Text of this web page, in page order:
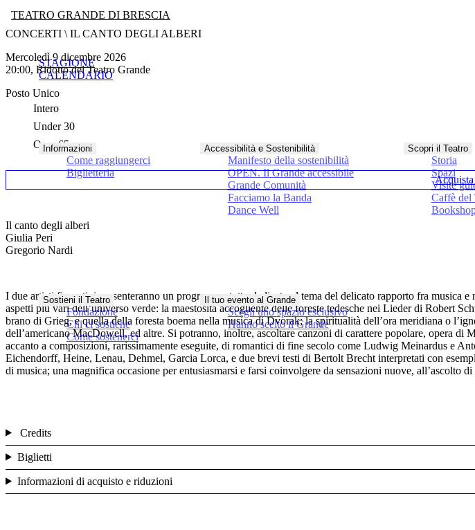
TEATRO GRANDE DI BRESCIA
STAGIONE
CALENDARIO
Informazioni
Come raggiungerci
Biglietteria
Accessibilità e Sostenibilità
Manifesto della sostenibilità
OPEN. Il Grande accessibile
Grande Comunità
Facciamo la Banda
Dance Well
Scopri il Teatro
Storia
Spazi
Visite
Caffè del
Sostieni il Teatro
Fondazione
Chi ci sostiene
Come sostenerci
Il tuo evento al Grande
Scegli uno spazio esclusivo
Hanno scelto il Grande
CONCERTI \ IL CANTO DEGLI ALBERI
mercoledì 9 dicembre 2026
20:00, Ridotto del Teatro Grande
Posto Unico
Intero
Under 30
Over 65
Il canto degli alberi
Giulia Peri
Gregorio Nardi
I due artisti fiorentini presenteranno un programma tutto dedicato al tema del delicato rapporto fra
aspetti più vari dell’universo verde: la maestosità accogliente delle foreste tedesche nei Lieder di Robert
brano di Grieg, e quella della foresta boema nella musica di Dvorak; la spiritualità dell’ora meridiana o
dell’americano MacDowell, ed altre. Si potranno, inoltre, ascoltare canzoni di carattere popolare, opera
accanto a composizioni, rarissimamente eseguite, di romantici di fine secolo come Ludwig Meinardus e
Eichendorff, Heine, Lenau, Dehmel, Garcia Lorca, e due brevi testi di Bertolt Brecht interpretati con
di musica; una magnifica occasione per entusiasmarsi e farsi coinvolgere da sensazioni nuove, all’ascolto di
Credits
Biglietti
Informazioni di acquisto e riduzioni